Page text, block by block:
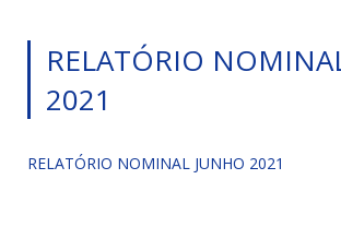
RELATÓRIO
2021
RELATÓRIO NOMINAL JUNHO 2021